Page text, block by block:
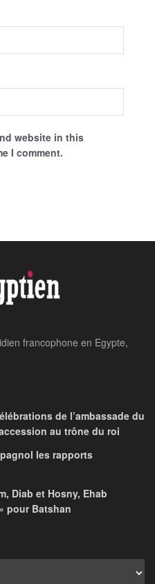
website in this
I comment.
francophone en Egypte,
de l’ambassade du
au trône du roi
les rapports
Diab et Hosny, Ehab
pour Batshan